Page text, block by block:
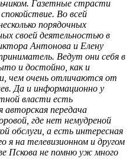
Газетные страсти
Во всей
порядочных
своей деятельностью в
Антонова и Елену
Ведут они себя в
и достойно, как и
чем очень отличаются от
Да и информационно у
власти есть
авторская передача
где нет немудреной
обслуги, а есть интересная
я на телевизионном и другом
Пскова не помню уж много